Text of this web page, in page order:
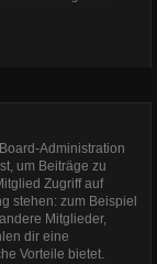
Administration
um Beiträge zu
Zugriff auf
stehen: zum Beispiel
Mitglieder,
dir eine
Vorteile bietet.